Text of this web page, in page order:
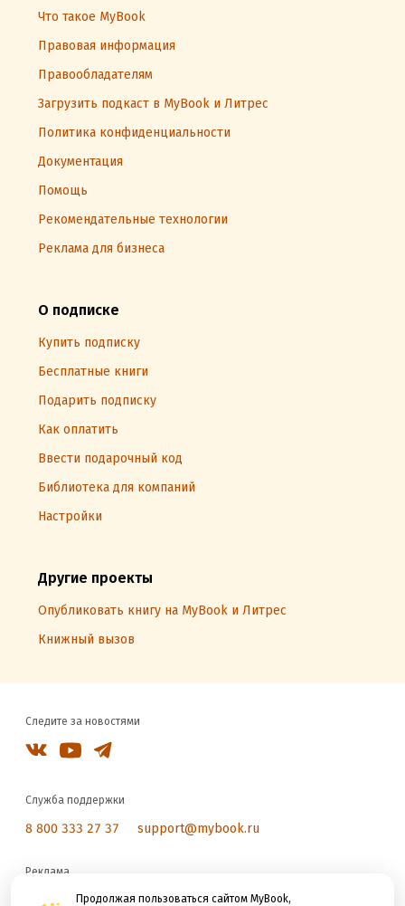
Продолжая пользоваться сайтом MyBook,
Что такое MyBook
Правовая информация
Правообладателям
Загрузить подкаст в MyBook и Литрес
Политика конфиденциальности
Документация
Помощь
Рекомендательные технологии
Реклама для бизнеса
О подписке
Купить подписку
Бесплатные книги
Подарить подписку
Как оплатить
Ввести подарочный код
Библиотека для компаний
Настройки
Другие проекты
Опубликовать книгу на MyBook и Литрес
Книжный вызов
Следите за новостями
Служба поддержки
8 800 333 27 37 support@mybook.ru
Реклама
reklama@litres.ru